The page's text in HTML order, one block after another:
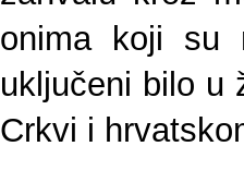
onima koji su
uključeni bilo u
Crkvi i